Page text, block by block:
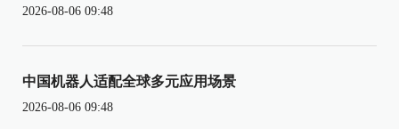
2026-08-06 09:48
中国机器人适配全球多元应用场景
2026-08-06 09:48